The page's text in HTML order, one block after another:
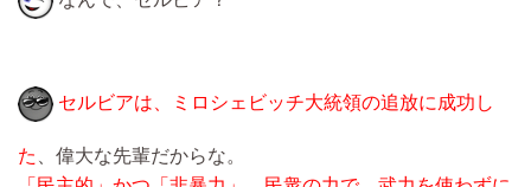
セルビアは、ミロシェビッチ大統領の追放に成功し
た
、偉大な先輩だからな。